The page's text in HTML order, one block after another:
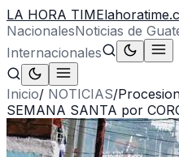
LA HORA TIME
NacionalesNoticias de
Internacionales
Inicio/ NOTICIAS/
SEMANA SANTA por